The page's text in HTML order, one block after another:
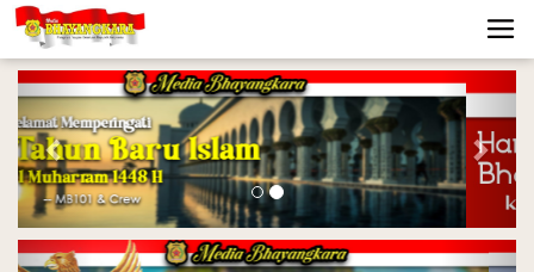
Previous Next
Previous Next